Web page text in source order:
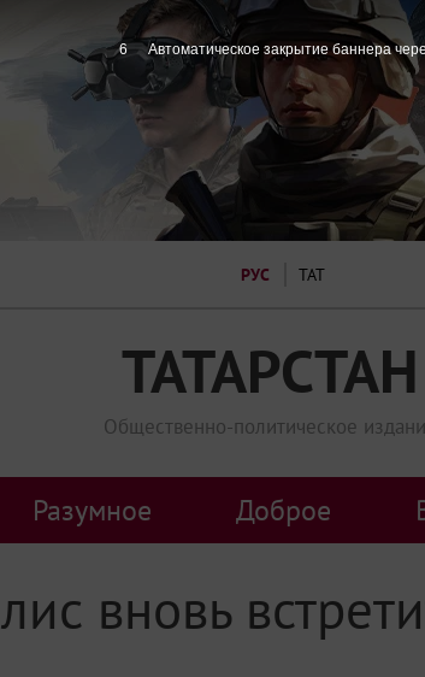
РУС ТАТ
ТАТАРСТАН
Общественно-политическое
Разумное Доброе
вновь
5 Автоматическое закрытие баннера